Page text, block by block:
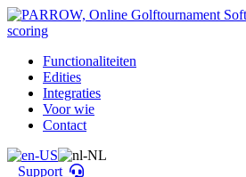
Functionaliteiten
Edities
Integraties
Voor wie
Contact
Support